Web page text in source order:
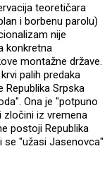
teoretičara
i borbenu parolu)
nije
konkretna
montažne države.
palih predaka
Republika Srpska
Ona je "potpuno
zločini iz vremena
postoji Republika
se "užasi Jasenovca"